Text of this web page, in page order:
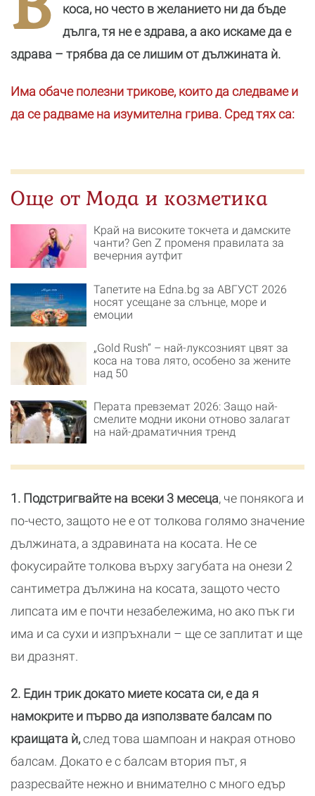
коса, но често в желанието ни да бъде
дълга, тя не е здрава, а ако искаме да е
здрава – трябва да се лишим от дължината ѝ.
Има обаче полезни трикове, които да следваме и
да се радваме на изумителна грива. Сред тях са:
Още от Мода и козметика
Край на високите токчета и дамските
чанти? Gen Z променя правилата за
вечерния аутфит
Тапетите на Edna.bg за АВГУСТ 2026
носят усещане за слънце, море и
емоции
„Gold Rush“ – най-луксозният цвят за
коса на това лято, особено за жените
над 50
Перата превземат 2026: Защо най-
смелите модни икони отново залагат
на най-драматичния тренд
1. Подстригвайте на всеки 3 месеца, че понякога и
по-често, защото не е от толкова голямо значение
дължината, а здравината на косата. Не се
фокусирайте толкова върху загубата на онези 2
сантиметра дължина на косата, защото често
липсата им е почти незабележима, но ако пък ги
има и са сухи и изпръхнали – ще се заплитат и ще
ви дразнят.
2. Един трик докато миете косата си, е да я
намокрите и първо да използвате балсам по
краищата ѝ,след това шампоан и накрая отново
балсам. Докато е с балсам втория път, я
разресвайте нежно и внимателно с много едър